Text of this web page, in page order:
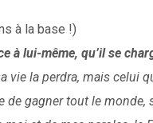
à la base !)
à lui-même, qu’il se
vie la perdra, mais celui
gagner tout le monde,